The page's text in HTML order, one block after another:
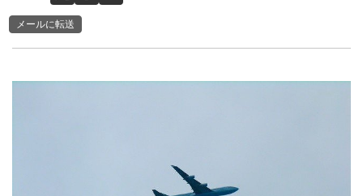
メールに転送